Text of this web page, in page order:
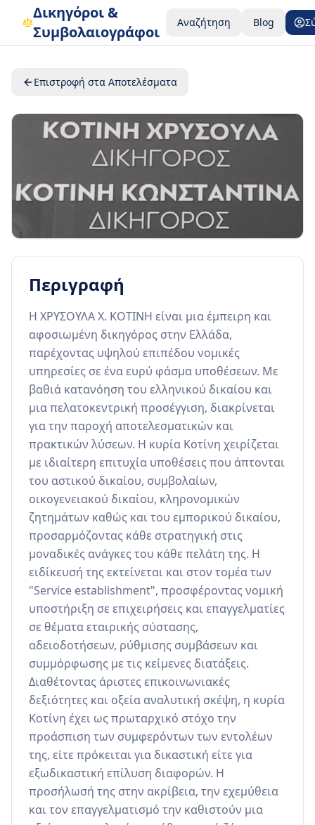
Δικηγόροι &
Συμβολαιογράφοι
Αναζήτηση Blog
Επιστροφή στα Αποτελέσματα
Περιγραφή
Η ΧΡΥΣΟΥΛΑ Χ. ΚΟΤΙΝΗ είναι μια έμπειρη και
αφοσιωμένη δικηγόρος στην Ελλάδα,
παρέχοντας υψηλού επιπέδου νομικές
υπηρεσίες σε ένα ευρύ φάσμα υποθέσεων. Με
βαθιά κατανόηση του ελληνικού δικαίου και
μια πελατοκεντρική προσέγγιση, διακρίνεται
για την παροχή αποτελεσματικών και
πρακτικών λύσεων. Η κυρία Κοτίνη χειρίζεται
με ιδιαίτερη επιτυχία υποθέσεις που άπτονται
του αστικού δικαίου, συμβολαίων,
οικογενειακού δικαίου, κληρονομικών
ζητημάτων καθώς και του εμπορικού δικαίου,
προσαρμόζοντας κάθε στρατηγική στις
μοναδικές ανάγκες του κάθε πελάτη της. Η
ειδίκευσή της εκτείνεται και στον τομέα των
"Service establishment", προσφέροντας νομική
υποστήριξη σε επιχειρήσεις και επαγγελματίες
σε θέματα εταιρικής σύστασης,
αδειοδοτήσεων, ρύθμισης συμβάσεων και
συμμόρφωσης με τις κείμενες διατάξεις.
Διαθέτοντας άριστες επικοινωνιακές
δεξιότητες και οξεία αναλυτική σκέψη, η κυρία
Κοτίνη έχει ως πρωταρχικό στόχο την
προάσπιση των συμφερόντων των εντολέων
της, είτε πρόκειται για δικαστική είτε για
εξωδικαστική επίλυση διαφορών. Η
προσήλωσή της στην ακρίβεια, την εχεμύθεια
και τον επαγγελματισμό την καθιστούν μια